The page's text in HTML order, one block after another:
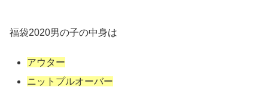
福袋2020男の子の中身は
アウター
ニットプルオーバー